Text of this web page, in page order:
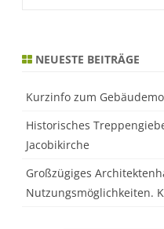
NEUESTE BEITRÄGE
Kurzinfo zum
Historisches
Jacobikirche
Großzügiges
Nutzungsmöglichkeiten.